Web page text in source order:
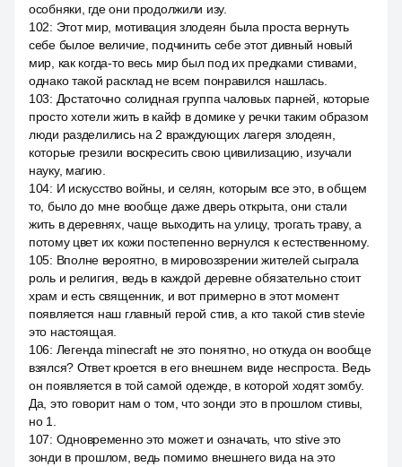
особняки, где они продолжили изу.
102: Этот мир, мотивация злодеян была проста вернуть
себе былое величие, подчинить себе этот дивный новый
мир, как когда-то весь мир был под их предками стивами,
однако такой расклад не всем понравился нашлась.
103: Достаточно солидная группа чаловых парней, которые
просто хотели жить в кайф в домике у речки таким образом
люди разделились на 2 враждующих лагеря злодеян,
которые грезили воскресить свою цивилизацию, изучали
науку, магию.
104: И искусство войны, и селян, которым все это, в общем
то, было до мне вообще даже дверь открыта, они стали
жить в деревнях, чаще выходить на улицу, трогать траву, а
потому цвет их кожи постепенно вернулся к естественному.
105: Вполне вероятно, в мировоззрении жителей сыграла
роль и религия, ведь в каждой деревне обязательно стоит
храм и есть священник, и вот примерно в этот момент
появляется наш главный герой стив, а кто такой стив stevie
это настоящая.
106: Легенда minecraft не это понятно, но откуда он вообще
взялся? Ответ кроется в его внешнем виде неспроста. Ведь
он появляется в той самой одежде, в которой ходят зомбу.
Да, это говорит нам о том, что зонди это в прошлом стивы,
но 1.
107: Одновременно это может и означать, что stive это
зонди в прошлом, ведь помимо внешнего вида на это